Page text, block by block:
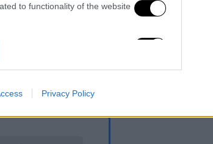
to functionality of the website
to personalization.
to security, including
Privacy Policy